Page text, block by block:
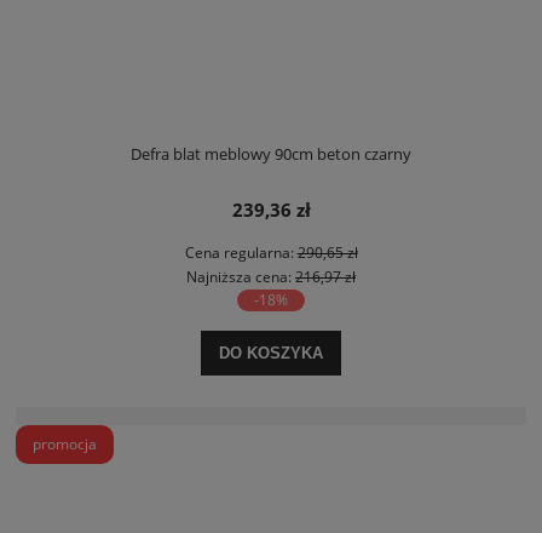
Defra blat meblowy 90cm beton czarny
239,36 zł
Cena regularna:290,65 zł
Najniższa cena: 216,97 zł
-18%
DO KOSZYKA
promocja